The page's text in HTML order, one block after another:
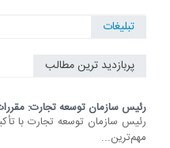
تبلیغات
پربازدید ترین مطالب
رئیس سازمان توسعه تجارت:
رئیس سازمان توسعه تجارت با
مهم‌ترین...